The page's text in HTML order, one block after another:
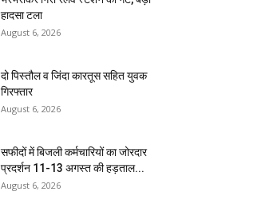
हादसा टला
August 6, 2026
दो पिस्तौल व जिंदा कारतूस सहित युवक
गिरफ्तार
August 6, 2026
सफीदों में बिजली कर्मचारियों का जोरदार
प्रदर्शन 11-13 अगस्त की हड़ताल...
August 6, 2026